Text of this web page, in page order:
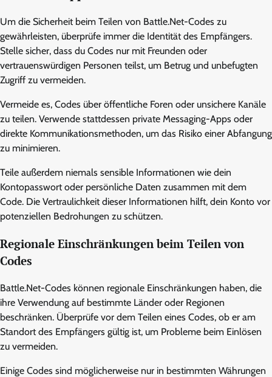
Um die Sicherheit beim Teilen von Battle.Net-Codes zu
gewährleisten, überprüfe immer die Identität des Empfängers.
Stelle sicher, dass du Codes nur mit Freunden oder
vertrauenswürdigen Personen teilst, um Betrug und unbefugten
Zugriff zu vermeiden.
Vermeide es, Codes über öffentliche Foren oder unsichere Kanäle
zu teilen. Verwende stattdessen private Messaging-Apps oder
direkte Kommunikationsmethoden, um das Risiko einer Abfangung
zu minimieren.
Teile außerdem niemals sensible Informationen wie dein
Kontopasswort oder persönliche Daten zusammen mit dem
Code. Die Vertraulichkeit dieser Informationen hilft, dein Konto vor
potenziellen Bedrohungen zu schützen.
Regionale Einschränkungen beim Teilen von
Codes
Battle.Net-Codes können regionale Einschränkungen haben, die
ihre Verwendung auf bestimmte Länder oder Regionen
beschränken. Überprüfe vor dem Teilen eines Codes, ob er am
Standort des Empfängers gültig ist, um Probleme beim Einlösen
zu vermeiden.
Einige Codes sind möglicherweise nur in bestimmten Währungen